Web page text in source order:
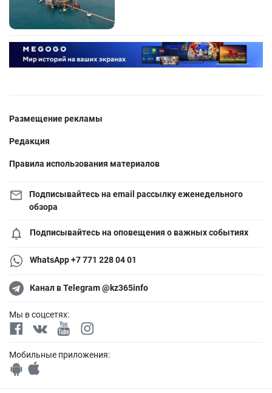
Размещение рекламы
Редакция
Правила использования материалов
Подписывайтесь на email рассылку еженедельного
обзора
Подписывайтесь на оповещения о важных событиях
WhatsApp +7 771 228 04 01
Канал в Telegram @kz365info
Мы в соцсетях:
Мобильные приложения: